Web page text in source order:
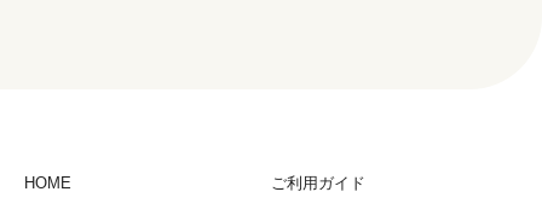
HOME ご利用ガイド